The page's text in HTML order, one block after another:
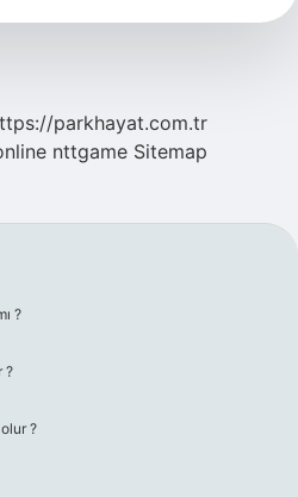
parkhayat.com.tr
nttgame Sitemap
?
?
?